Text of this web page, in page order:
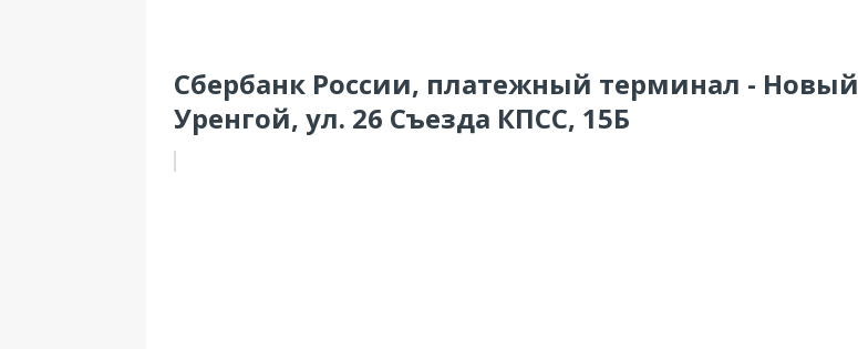
Сбербанк России, платежный терминал - Новый
Уренгой, ул. 26 Съезда КПСС, 15Б